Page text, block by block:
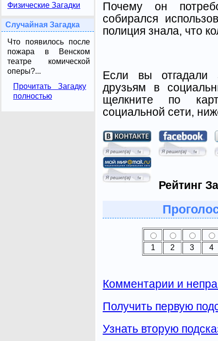
Физические Загадки
Случайная Загадка
Что появилось после
пожара в Венском
театре комической
оперы?...
Прочитать Загадку
полностью
Почему он
собирался
полиция знала, что
Если вы отгадали
друзьям в
щелкните по
социальной сети,
Рейтинг
1 2 3 4
Комментарии и
Получить первую
Узнать вторую